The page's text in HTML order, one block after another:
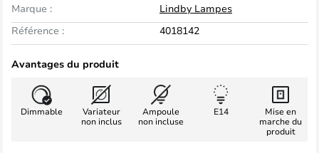
Marque :
Lindby Lampes
Référence :
4018142
Avantages du produit
Dimmable
Variateur
non inclus
Ampoule
non incluse
E14
Mise en
marche du
produit